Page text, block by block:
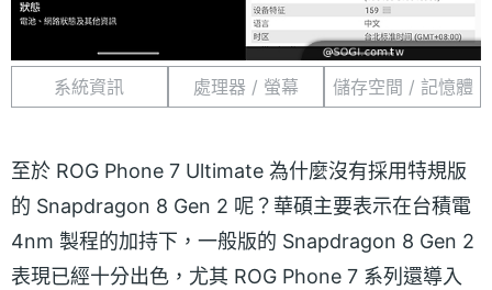
系統資訊 處理器 / 螢幕 儲存空間 / 記憶體
至於 ROG Phone 7 Ultimate 為什麼沒有採用特規版
的 Snapdragon 8 Gen 2 呢？華碩主要表示在台積電
4nm 製程的加持下，一般版的 Snapdragon 8 Gen 2
表現已經十分出色，尤其 ROG Phone 7 系列還導入